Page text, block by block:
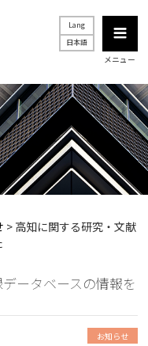
Lang
日本語
メニュー
> 高知に関する研究・文献
ータベースの情報を
お知らせ